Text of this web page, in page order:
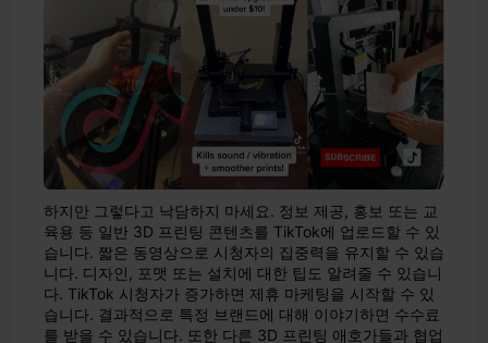
하지만 그렇다고 낙담하지 마세요. 정보 제공, 홍보 또는 교
육용 등 일반 3D 프린팅 콘텐츠를 TikTok에 업로드할 수 있
습니다. 짧은 동영상으로 시청자의 집중력을 유지할 수 있습
니다. 디자인, 포맷 또는 설치에 대한 팁도 알려줄 수 있습니
다. TikTok 시청자가 증가하면 제휴 마케팅을 시작할 수 있
습니다. 결과적으로 특정 브랜드에 대해 이야기하면 수수료
를 받을 수 있습니다. 또한 다른 3D 프린팅 애호가들과 협업